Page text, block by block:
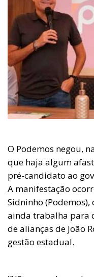
O Podemos negou,
que haja algum
pré-candidato ao
A manifestação
Sidninho
ainda trabalha para
de alianças de João
gestão estadual.